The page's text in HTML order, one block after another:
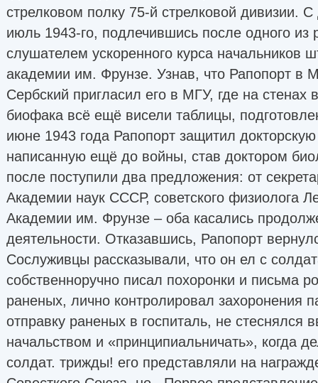
стрелковом полку 75-й стрелковой дивизии.
июль 1943-го, подлечившись после одного из
слушателем ускоренного курса начальников
академии им. Фрунзе. Узнав, что Рапопорт в
Сербский пригласил его в МГУ, где на стенах
биофака всё ещё висели таблицы,
июне 1943 года Рапопорт защитил
написанную ещё до войны, став доктором
после поступили два предложения: от
Академии наук СССР, советского физиолога
Академии им. Фрунзе – оба касались
деятельности. Отказавшись, Рапопорт
Сослуживцы рассказывали, что он ел с
собственноручно писал похоронки и письма
раненых, лично контролировал захоронения
отправку раненых в госпиталь, не стеснялся
начальством и «принципиальничать», когда
солдат. трижды! его представляли на